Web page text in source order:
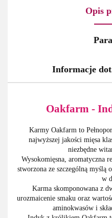
Opis
Informacje
Oakfarm -
Karmy Oakfarm to
najwyższej jakości mięsa
niezbędne
Wysokomięsna, aromatyczna
stworzona ze szczególną myślą
w
Karma skomponowana z
urozmaicenie smaku oraz
aminokwasów i